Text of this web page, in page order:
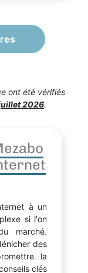
ont été vérifiés
2026.
à un
si l'on
marché.
des
la
clés